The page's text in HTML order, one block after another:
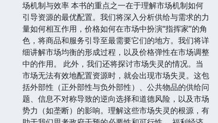
场机制与效率 本书的重点之一在于理解市场机制如何
引导资源的最优配置。我们将深入分析供给与需求的力
量如何相互作用，价格如何在市场中扮演“指挥家”的角
色，将商品和服务引导至最需要它们的地方。我们将详
细讲解市场均衡的形成过程，以及价格弹性在市场调整
中的作用。 此外，我们还将探讨市场失灵的情况。当
市场无法有效地配置资源时，就会出现市场失灵。这包
括外部性（正外部性与负外部性）、公共物品的供给问
题、信息不对称导致的逆向选择和道德风险，以及市场
势力（如垄断）的影响。理解这些市场失灵的根源，有